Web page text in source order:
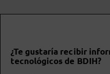
¿Te gustaría recibir
tecnológicos de BDIH?